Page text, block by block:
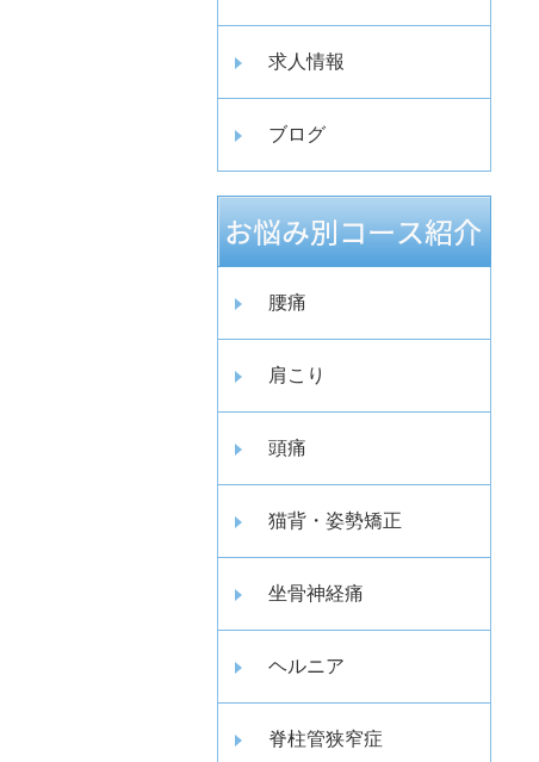
求人情報
ブログ
腰痛
肩こり
頭痛
猫背・姿勢矯正
坐骨神経痛
ヘルニア
脊柱管狭窄症